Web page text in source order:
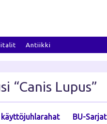
Antiikki
“Canis Lupus”
käyttöjuhlarahat BU-Sarjat